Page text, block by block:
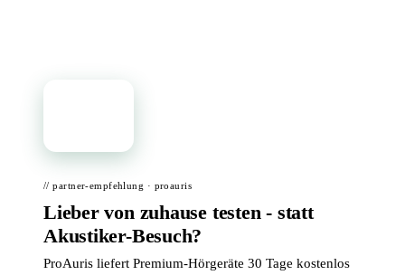
// partner-empfehlung · proauris
Lieber von zuhause testen - statt
Akustiker-Besuch?
ProAuris liefert Premium-Hörgeräte 30 Tage kostenlos